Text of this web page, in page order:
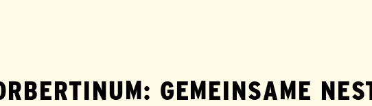
GEMEINSAME